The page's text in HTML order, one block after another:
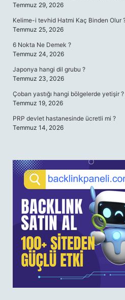
Temmuz 29, 2026
Kelime-i tevhid Hatmi Kaç Binden Olur
Temmuz 25, 2026
6 Nokta Ne Demek ?
Temmuz 24, 2026
Japonya hangi dil grubu ?
Temmuz 23, 2026
Çoban yastığı hangi bölgelerde yetişir ?
Temmuz 19, 2026
PRP devlet hastanesinde ücretli mi ?
Temmuz 14, 2026